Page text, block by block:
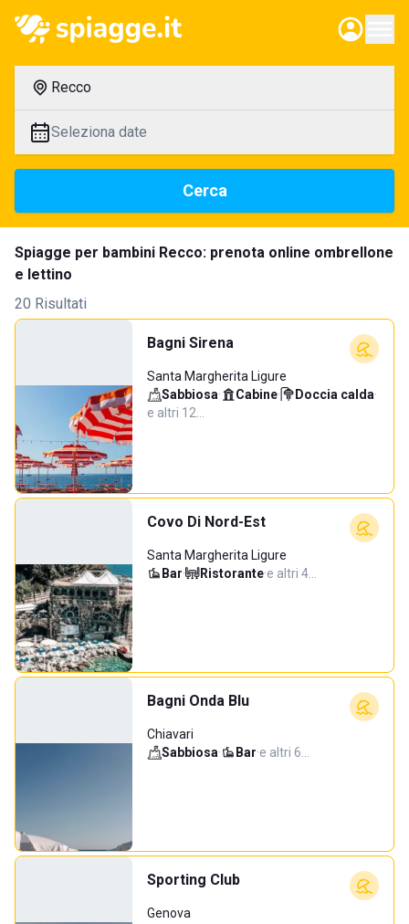
Recco
Seleziona date
Cerca
Spiagge per bambini Recco: prenota online ombrellone
e lettino
20 Risultati
Bagni Sirena
Santa Margherita Ligure
Sabbiosa· Cabine· Doccia calda·
e altri 12…
Covo Di Nord-Est
Santa Margherita Ligure
Bar· Ristorante·e altri 4…
Bagni Onda Blu
Chiavari
Sabbiosa· Bar·e altri 6…
Sporting Club
Genova